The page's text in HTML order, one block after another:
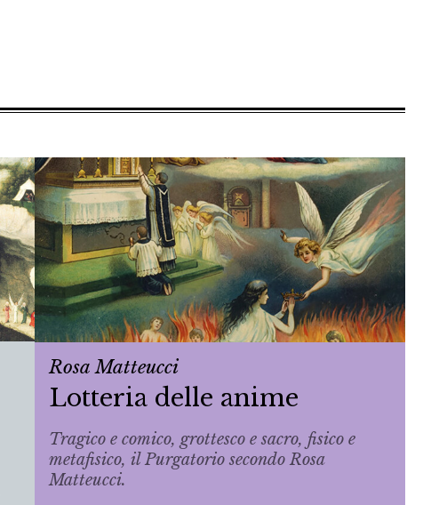
Rosa Matteucci
Lotteria delle anime
Tragico e comico, grottesco e sacro, fisico e
metafisico, il Purgatorio secondo Rosa
Matteucci.